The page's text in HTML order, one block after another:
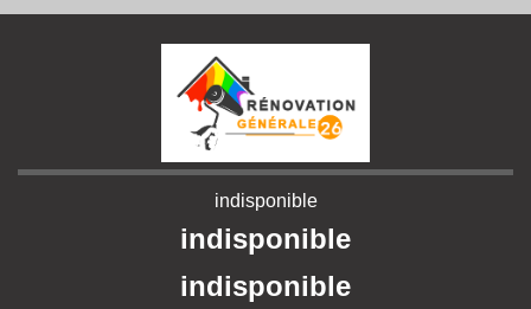
indisponible
indisponible
indisponible